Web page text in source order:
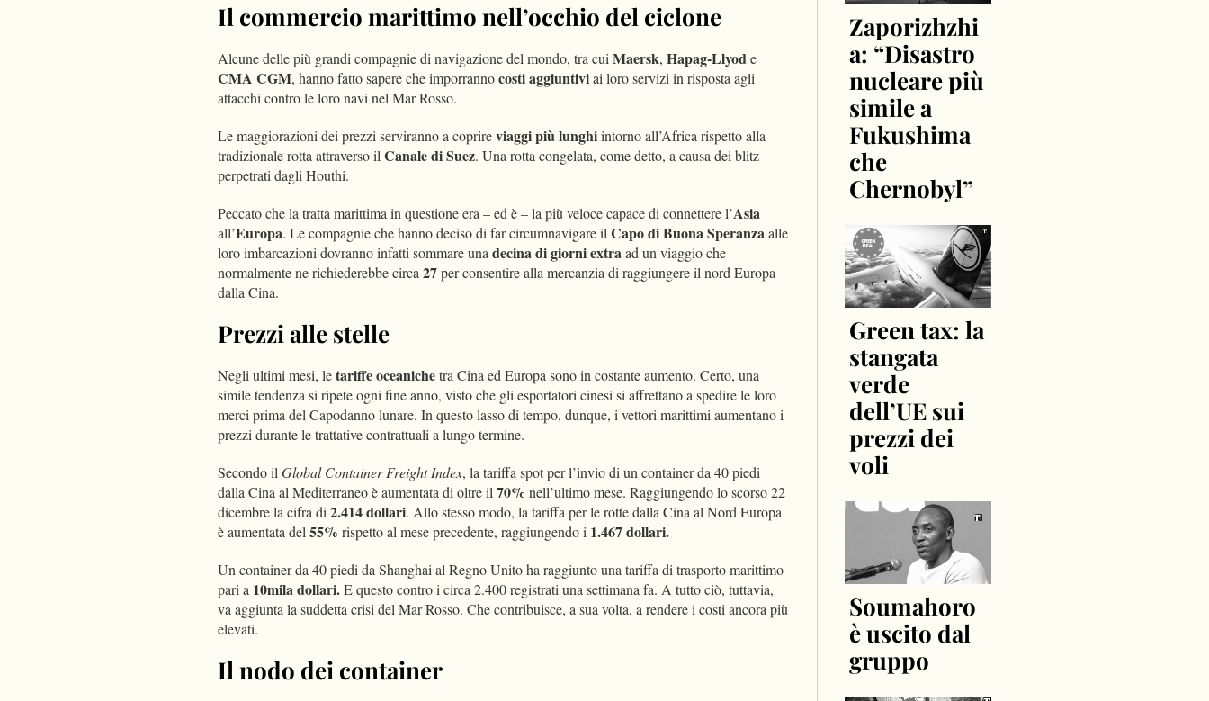
Il commercio marittimo nell’occhio del ciclone
Alcune delle più grandi compagnie di navigazione del mondo, tra cuiMaersk, Hapag-Llyode
CMA CGM, hanno fatto sapere che imporrannocosti aggiuntiviai loro servizi in risposta agli
attacchi contro le loro navi nel Mar Rosso.
Le maggiorazioni dei prezzi serviranno a coprireviaggi più lunghiintorno all’Africa rispetto alla
tradizionale rotta attraverso ilCanale di Suez. Una rotta congelata, come detto, a causa dei blitz
perpetrati dagli Houthi.
Peccato che la tratta marittima in questione era – ed è – la più veloce capace di connettere l’Asia
all’Europa. Le compagnie che hanno deciso di far circumnavigare ilCapo di Buona Speranzaalle
loro imbarcazioni dovranno infatti sommare unadecina di giorni extraad un viaggio che
normalmente ne richiederebbe circa27per consentire alla mercanzia di raggiungere il nord Europa
dalla Cina.
Prezzi alle stelle
Negli ultimi mesi, letariffe oceanichetra Cina ed Europa sono in costante aumento. Certo, una
simile tendenza si ripete ogni fine anno, visto che gli esportatori cinesi si affrettano a spedire le loro
merci prima del Capodanno lunare. In questo lasso di tempo, dunque, i vettori marittimi aumentano i
prezzi durante le trattative contrattuali a lungo termine.
Secondo ilGlobal Container Freight Index, la tariffa spot per l’invio di un container da 40 piedi
dalla Cina al Mediterraneo è aumentata di oltre il70% nell’ultimo mese. Raggiungendo lo scorso 22
dicembre la cifra di2.414 dollari. Allo stesso modo, la tariffa per le rotte dalla Cina al Nord Europa
è aumentata del55% rispetto al mese precedente, raggiungendo i 1.467 dollari.
Un container da 40 piedi da Shanghai al Regno Unito ha raggiunto una tariffa di trasporto marittimo
pari a 10mila dollari.E questo contro i circa 2.400 registrati una settimana fa. A tutto ciò, tuttavia,
va aggiunta la suddetta crisi del Mar Rosso. Che contribuisce, a sua volta, a rendere i costi ancora più
elevati.
Il nodo dei container
Zaporizhzhi
a: “Disastro
nucleare più
simile a
Fukushima
che
Chernobyl”
Green tax: la
stangata
verde
dell’UE sui
prezzi dei
voli
Soumahoro
è uscito dal
gruppo